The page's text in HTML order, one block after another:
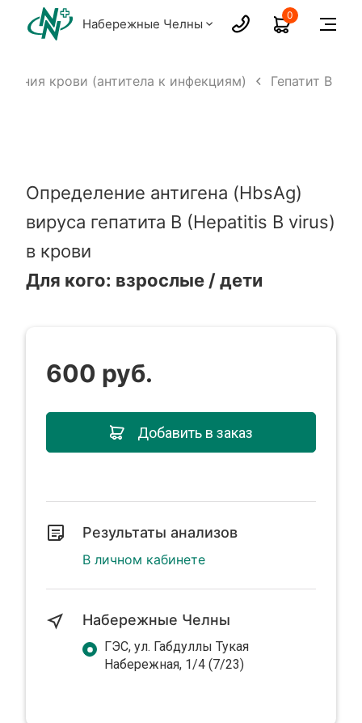
Набережные Челны
0
крови (антитела к инфекциям) Гепатит B
Определение антигена (HbsAg)
вируса гепатита B (Hepatitis B virus)
в крови
Для кого: взрослые / дети
600 руб.
Добавить в заказ
Результаты анализов
В личном кабинете
Набережные Челны
ГЭС, ул. Габдуллы Тукая
Набережная, 1/4 (7/23)